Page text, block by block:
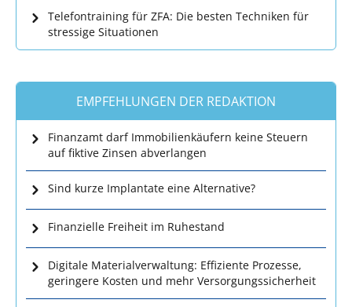
Telefontraining für ZFA: Die besten Techniken für
stressige Situationen
EMPFEHLUNGEN DER REDAKTION
Finanzamt darf Immobilienkäufern keine Steuern
auf fiktive Zinsen abverlangen
Sind kurze Implantate eine Alternative?
Finanzielle Freiheit im Ruhestand
Digitale Materialverwaltung: Effiziente Prozesse,
geringere Kosten und mehr Versorgungssicherheit